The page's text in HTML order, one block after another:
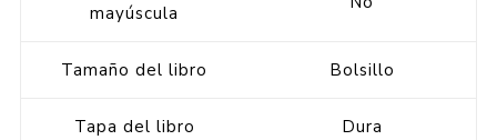
mayúscula
Tamaño del libro Bolsillo
Tapa del libro Dura